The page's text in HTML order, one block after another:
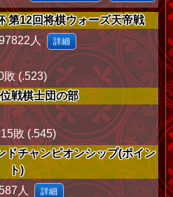
第12回将棋ウォーズ天帝戦
人 詳細
敗 (.523)
戦棋士団の部
敗 (.545)
チャンピオンシップ(ポイン
ト)
人 詳細